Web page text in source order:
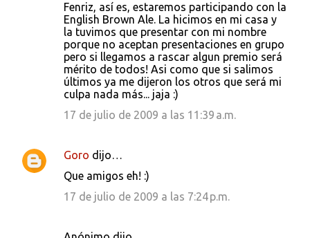
Fenriz, así es, estaremos participando con la
English Brown Ale. La hicimos en mi casa y
la tuvimos que presentar con mi nombre
porque no aceptan presentaciones en grupo
pero si llegamos a rascar algun premio será
mérito de todos! Asi como que si salimos
últimos ya me dijeron los otros que será mi
culpa nada más... jaja :)
17 de julio de 2009 a las 11:39 a.m.
Goro dijo…
Que amigos eh! :)
17 de julio de 2009 a las 7:24 p.m.